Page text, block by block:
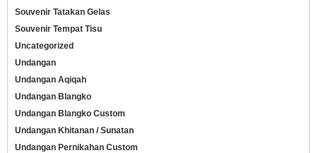
Souvenir Tatakan Gelas
Souvenir Tempat Tisu
Uncategorized
Undangan
Undangan Aqiqah
Undangan Blangko
Undangan Blangko Custom
Undangan Khitanan / Sunatan
Undangan Pernikahan Custom